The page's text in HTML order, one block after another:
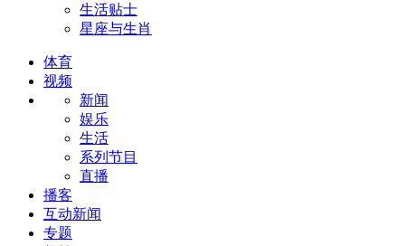
生活贴士
星座与生肖
体育
视频
新闻
娱乐
生活
系列节目
直播
播客
互动新闻
专题